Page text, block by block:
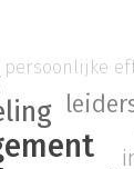
persoonlijke